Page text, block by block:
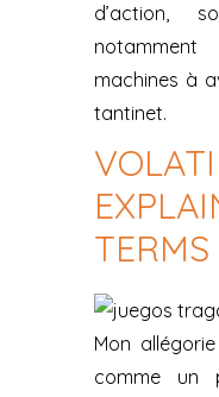
d’action,
machines à
tantinet.
TERMS
Mon
comme un